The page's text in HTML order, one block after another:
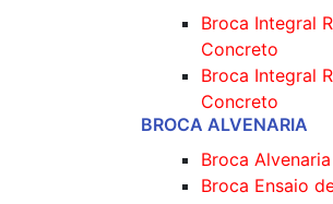
Broca Integral
Concreto
Broca Integral
Concreto
BROCA ALVENARIA
Broca Alvenaria
Broca Ensaio